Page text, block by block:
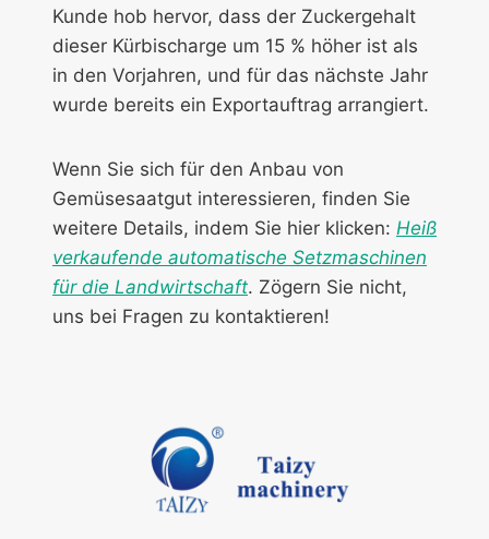
Kunde hob hervor, dass der Zuckergehalt
dieser Kürbischarge um 15 % höher ist als
in den Vorjahren, und für das nächste Jahr
wurde bereits ein Exportauftrag arrangiert.
Wenn Sie sich für den Anbau von
Gemüsesaatgut interessieren, finden Sie
weitere Details, indem Sie hier klicken: Heiß
verkaufende automatische Setzmaschinen
für die Landwirtschaft. Zögern Sie nicht,
uns bei Fragen zu kontaktieren!